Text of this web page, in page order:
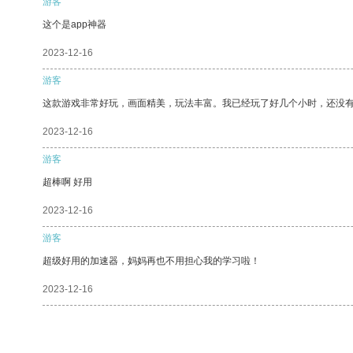
这个是app神器
2023-12-16
游客
这款游戏非常好玩，画面精美，玩法丰富。我已经玩了好几个小时，还没
2023-12-16
游客
超棒啊 好用
2023-12-16
游客
超级好用的加速器，妈妈再也不用担心我的学习啦！
2023-12-16